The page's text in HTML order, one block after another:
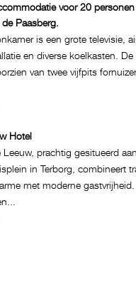
voor 20
Paasberg.
is een grote televisie,
en diverse koelkasten.
van twee vijfpits
Hotel
Leeuw, prachtig gesitueerd
in Terborg, combineert
met moderne